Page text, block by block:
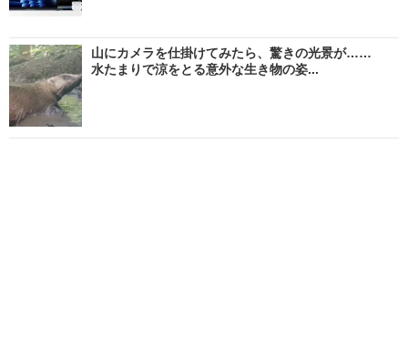
山にカメラを仕掛けてみたら、驚きの光景が……
水たまりで涼をとる意外な生き物の姿...